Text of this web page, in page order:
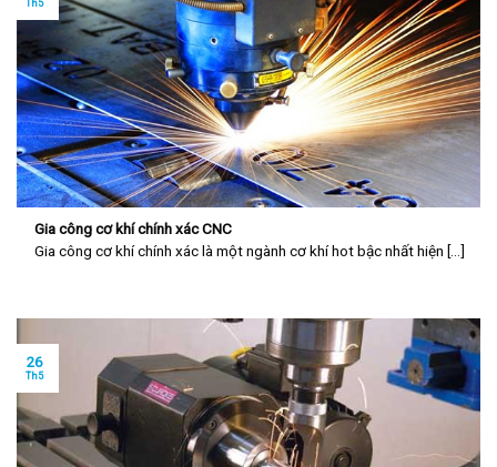
Gia công cơ khí chính xác CNC
Gia công cơ khí chính xác là một ngành cơ khí hot bậc nhất hiện [...]
Th5
26
Th5